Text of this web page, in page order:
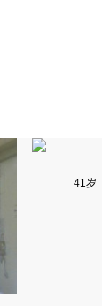
41岁